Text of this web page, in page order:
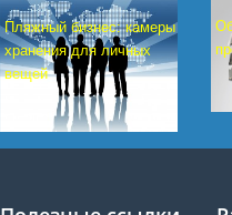
Пляжный бизнес: камеры
хранения для личных
вещей